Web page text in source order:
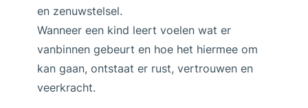
en zenuwstelsel.
Wanneer een kind leert voelen wat er
vanbinnen gebeurt en hoe het hiermee om
kan gaan, ontstaat er rust, vertrouwen en
veerkracht.